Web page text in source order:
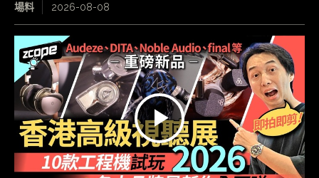
場料 2026-08-08